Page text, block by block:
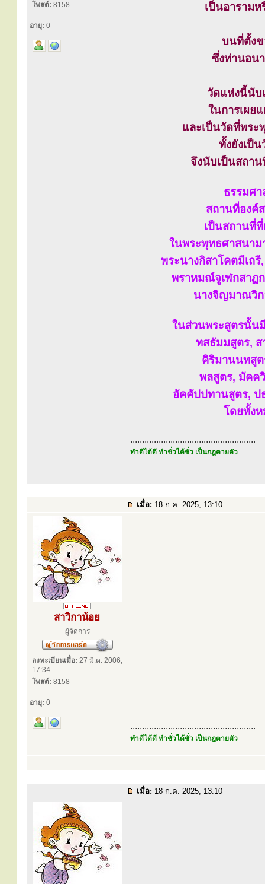
โพสต์: 8158
อายุ: 0
เป็นอาราม
บนที่ตั้งข
ซึ่งท่านอน
วัดแห่งนี้นับ
ในการเผย
และเป็นวัดที่พระ
ทั้งยังเป็
จึงนับเป็นสถา
ธรรมศา
สถานที่องค์
เป็นสถานที่
ในพระพุทธศาสนาม
พระนางกิสาโคตมีเถ
พราหมณ์จูเฬกสาฏ
นางจิญมาณวิก
ในส่วนพระสูตรนั้น
ทสธัมมสูตร, ส
คิริมานนทสู
พลสูตร, มัคค
อัคคัปปทานสูตร, ป
โดยทั้ง
.....................................................
ทำดีได้ดี ทำชั่วได้ชั่ว เป็นกฎตายตัว
เมื่อ: 18 ก.ค. 2025, 13:10
สาวิกาน้อย
ผู้จัดการ
ลงทะเบียนเมื่อ: 27 มี.ค. 2006,
17:34
โพสต์: 8158
อายุ: 0
.....................................................
ทำดีได้ดี ทำชั่วได้ชั่ว เป็นกฎตายตัว
เมื่อ: 18 ก.ค. 2025, 13:10